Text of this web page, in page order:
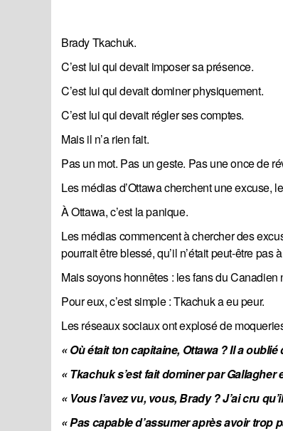
Brady Tkachuk.
C’est lui qui devait imposer sa présence.
C’est lui qui devait dominer physiquement.
C’est lui qui devait régler ses comptes.
Mais il n’a rien fait.
Pas un mot. Pas un geste. Pas une once de
Les médias d’Ottawa cherchent une excuse,
À Ottawa, c’est la panique.
Les médias commencent à chercher des
pourrait être blessé, qu’il n’était peut-être pas
Mais soyons honnêtes : les fans du
Pour eux, c’est simple : Tkachuk a eu peur.
Les réseaux sociaux ont explosé de
« Où était ton capitaine, Ottawa ? Il a
« Tkachuk s’est fait dominer par
« Vous l’avez vu, vous, Brady ? J’ai cru
« Pas capable d’assumer après avoir trop